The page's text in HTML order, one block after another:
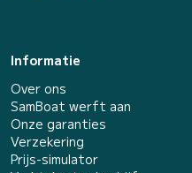
Informatie
Over ons
SamBoat werft aan
Onze garanties
Verzekering
Prijs-simulator